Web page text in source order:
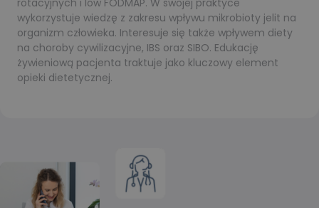
rotacyjnych i low FODMAP. W swojej praktyce
wykorzystuje wiedzę z zakresu wpływu mikrobioty jelit na
organizm człowieka. Interesuje się także wpływem diety
na choroby cywilizacyjne, IBS oraz SIBO. Edukację
żywieniową pacjenta traktuje jako kluczowy element
opieki dietetycznej.